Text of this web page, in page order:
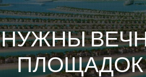
НУЖНЫ
ПЛОЩАДОК